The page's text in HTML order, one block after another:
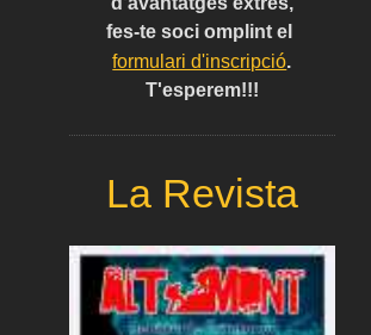
fes-te soci omplint el
formulari d'inscripció.
T'esperem!!!
La Revista